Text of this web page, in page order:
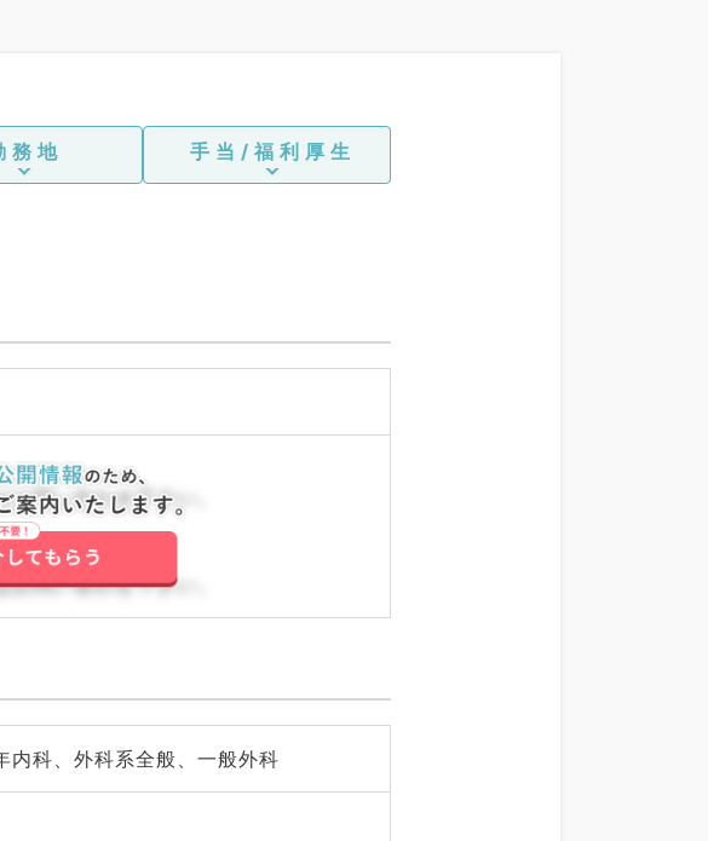
務地 手当/福利厚生
お問い合わせ下さい。
お問い合わせ下さい。
内科、外科系全般、一般外科